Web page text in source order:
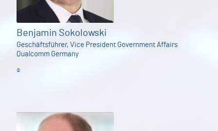
Benjamin Sokolowski
Geschäftsführer, Vice President Government Affairs
Qualcomm Germany
©